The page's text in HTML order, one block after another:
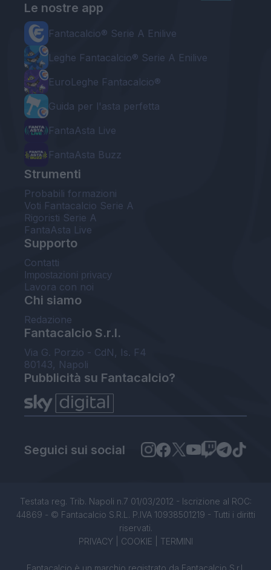
Le nostre app
Fantacalcio® Serie A Enilive
Leghe Fantacalcio® Serie A Enilive
EuroLeghe Fantacalcio®
Guida per l'asta perfetta
FantaAsta Live
FantaAsta Buzz
Strumenti
Probabili formazioni
Voti Fantacalcio Serie A
Rigoristi Serie A
FantaAsta Live
Supporto
Contatti
Impostazioni privacy
Lavora con noi
Chi siamo
Redazione
Fantacalcio S.r.l.
Via G. Porzio - CdN, Is. F4
80143, Napoli
Pubblicità su Fantacalcio?
Seguici sui social
Testata reg. Trib. Napoli n.7 01/03/2012 - Iscrizione al ROC:
44869 - © Fantacalcio S.R.L. P.IVA 10938501219 - Tutti i diritti
riservati.
PRIVACY| COOKIE TERMINI
Fantacalcio è un marchio registrato da Fantacalcio S.r.l.